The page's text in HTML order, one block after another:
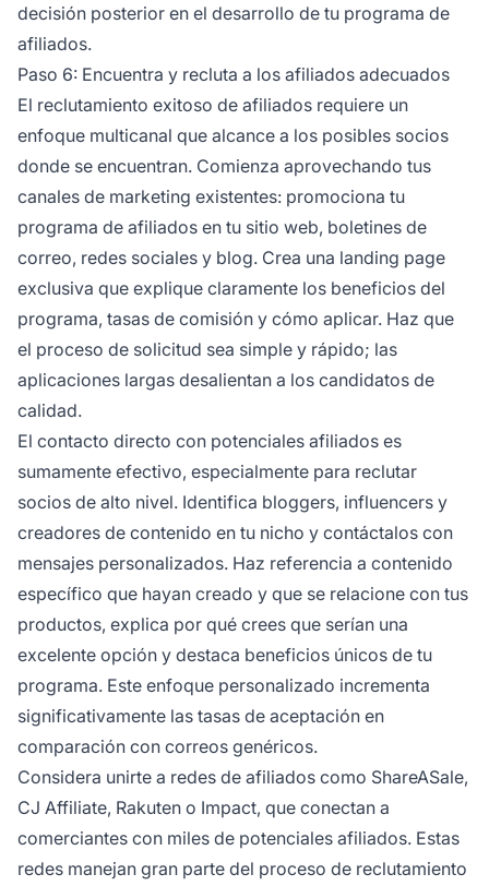
decisión posterior en el desarrollo de tu programa de
afiliados.
Paso 6: Encuentra y recluta a los afiliados adecuados
El reclutamiento exitoso de afiliados requiere un
enfoque multicanal que alcance a los posibles socios
donde se encuentran. Comienza aprovechando tus
canales de marketing existentes: promociona tu
programa de afiliados en tu sitio web, boletines de
correo, redes sociales y blog. Crea una landing page
exclusiva que explique claramente los beneficios del
programa, tasas de comisión y cómo aplicar. Haz que
el proceso de solicitud sea simple y rápido; las
aplicaciones largas desalientan a los candidatos de
calidad.
El contacto directo con potenciales afiliados es
sumamente efectivo, especialmente para reclutar
socios de alto nivel. Identifica bloggers, influencers y
creadores de contenido en tu nicho y contáctalos con
mensajes personalizados. Haz referencia a contenido
específico que hayan creado y que se relacione con tus
productos, explica por qué crees que serían una
excelente opción y destaca beneficios únicos de tu
programa. Este enfoque personalizado incrementa
significativamente las tasas de aceptación en
comparación con correos genéricos.
Considera unirte a redes de afiliados como ShareASale,
CJ Affiliate, Rakuten o Impact, que conectan a
comerciantes con miles de potenciales afiliados. Estas
redes manejan gran parte del proceso de reclutamiento